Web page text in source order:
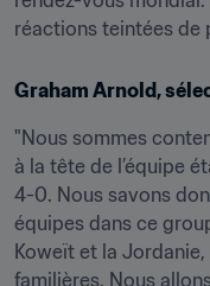
réactions teintées de
Graham Arnold,
"Nous sommes
à la tête de l’équipe
4-0. Nous savons
équipes dans ce
Koweït et la
familières. Nous